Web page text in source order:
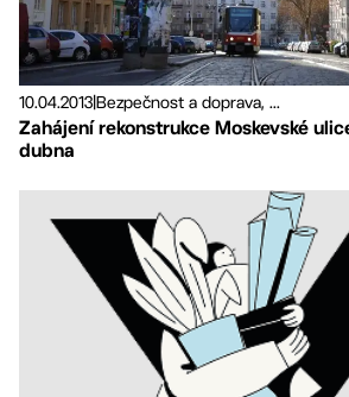
10.04.2013Bezpečnost a doprava, ...
Zahájení rekonstrukce Moskevské
dubna